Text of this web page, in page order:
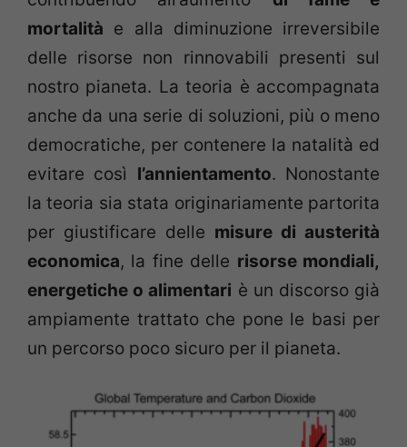
mortalità e alla diminuzione irreversibile
delle risorse non rinnovabili presenti sul
nostro pianeta. La teoria è accompagnata
anche da una serie di soluzioni, più o meno
democratiche, per contenere la natalità ed
evitare così l’annientamento. Nonostante
la teoria sia stata originariamente partorita
per giustificare delle misure di austerità
economica, la fine delle risorse mondiali,
energetiche o alimentari è un discorso già
ampiamente trattato che pone le basi per
un percorso poco sicuro per il pianeta.